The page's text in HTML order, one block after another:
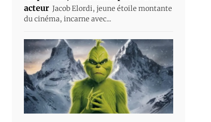
acteur Jacob Elordi, jeune étoile montante
du cinéma, incarne avec...